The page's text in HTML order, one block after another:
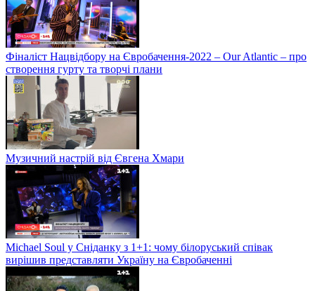
Фіналіст Нацвідбору на Євробачення-2022 – Our Atlantic – про
створення гурту та творчі плани
Музичний настрій від Євгена Хмари
Michael Soul у Сніданку з 1+1: чому білоруський співак
вирішив представляти Україну на Євробаченні